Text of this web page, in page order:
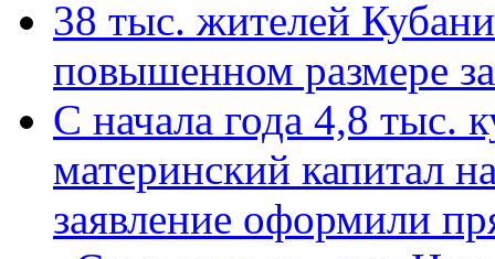
38 тыс. жителей
повышенном размере
С начала года 4,8 тыс.
материнский капитал
заявление оформили